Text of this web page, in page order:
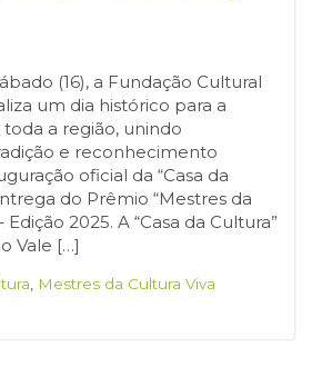
(16), a Fundação Cultural
um dia histórico para a
a região, unindo
e reconhecimento
oficial da “Casa da
do Prêmio “Mestres da
Edição 2025. A “Casa da Cultura”
Vale […]
Mestres da Cultura Viva